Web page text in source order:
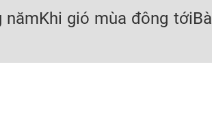
(Từ 16-18/07/2025)
gió mùa đông tớiBà